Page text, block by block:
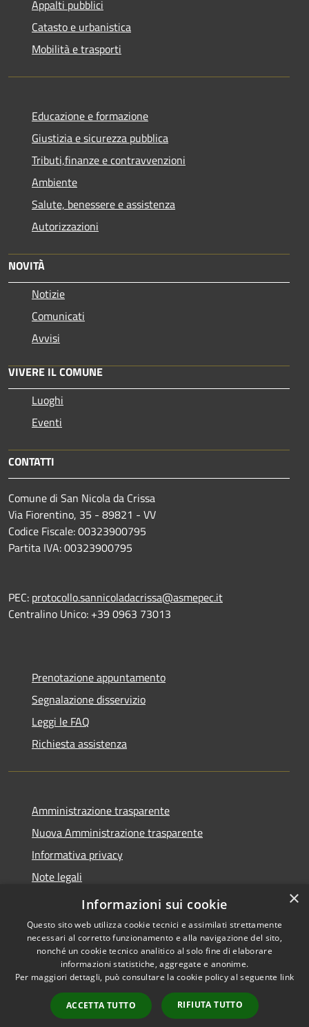
Appalti pubblici
Catasto e urbanistica
Mobilità e trasporti
Educazione e formazione
Giustizia e sicurezza pubblica
Tributi,finanze e contravvenzioni
Ambiente
Salute, benessere e assistenza
Autorizzazioni
NOVITÀ
Notizie
Comunicati
Avvisi
VIVERE IL COMUNE
Luoghi
Eventi
CONTATTI
Comune di San Nicola da Crissa
Via Fiorentino, 35 - 89821 - VV
Codice Fiscale: 00323900795
Partita IVA: 00323900795
PEC: protocollo.sannicoladacrissa@asmepec.it
Centralino Unico: +39 0963 73013
Prenotazione appuntamento
Segnalazione disservizio
Leggi le FAQ
Richiesta assistenza
Amministrazione trasparente
Nuova Amministrazione trasparente
Informativa privacy
Note legali
Dichiarazione di accessibilità
Accessibilità
Copyright © 2026 • Comune di
San Nicola da Crissa • Powered
byMunicipium
Accesso
redazione
×
Informazioni sui cookie
Questo sito web utilizza cookie tecnici e assimilati strettamente
necessari al corretto funzionamento e alla navigazione del sito,
nonché un cookie tecnico analitico al solo fine di elaborare
informazioni statistiche, aggregate e anonime.
Per maggiori dettagli, può consultare la cookie policy al seguente link
ACCETTA TUTTO RIFIUTA TUTTO